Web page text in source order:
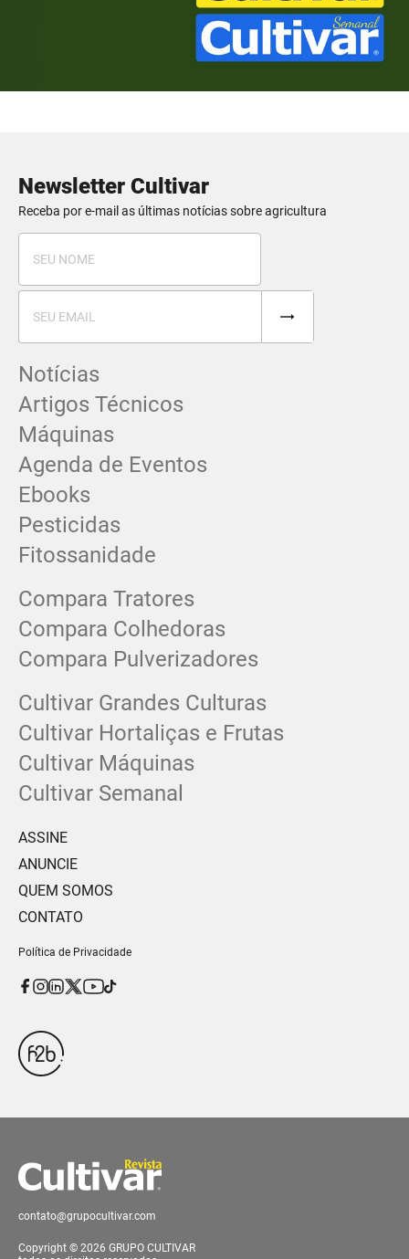
Newsletter Cultivar
Receba por e-mail as últimas notícias sobre agricultura
Notícias
Artigos Técnicos
Máquinas
Agenda de Eventos
Ebooks
Pesticidas
Fitossanidade
Compara Tratores
Compara Colhedoras
Compara Pulverizadores
Cultivar Grandes Culturas
Cultivar Hortaliças e Frutas
Cultivar Máquinas
Cultivar Semanal
ASSINE
ANUNCIE
QUEM SOMOS
CONTATO
Política de Privacidade
contato@grupocultivar.com
Copyright © 2026 GRUPO CULTIVAR